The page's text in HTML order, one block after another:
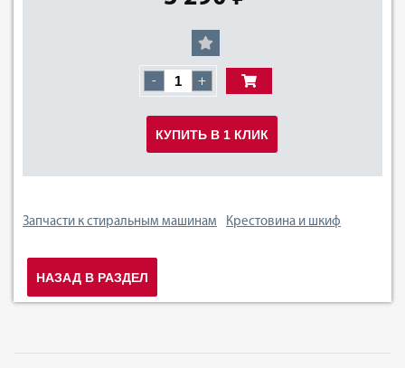
- +
КУПИТЬ В 1 КЛИК
Запчасти к стиральным машинам Крестовина и шкиф
НАЗАД В РАЗДЕЛ